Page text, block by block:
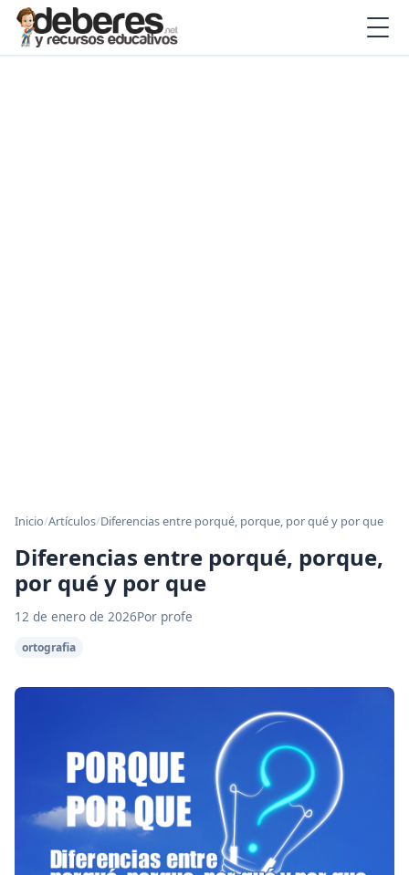
Inicio/Artículos/Diferencias entre porqué, porque, por qué y por que
Diferencias entre porqué, porque,
por qué y por que
12 de enero de 2026Por profe
ortografia